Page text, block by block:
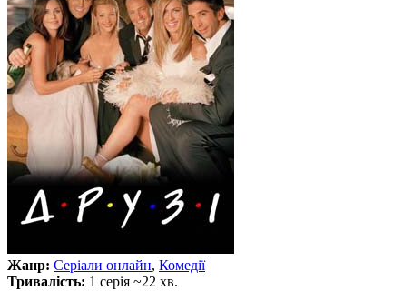
Жанр: Серіали онлайн, Комедії
Тривалість: 1 серія ~22 хв.